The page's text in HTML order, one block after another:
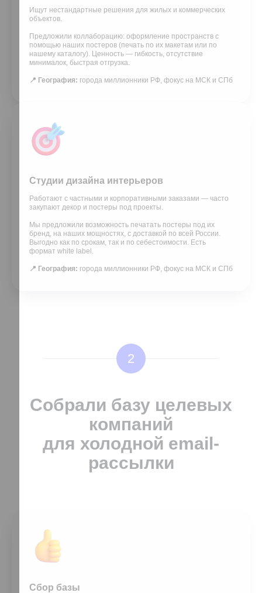
Ищут нестандартные решения для жилых и коммерческих
объектов.
Предложили коллаборацию: оформление пространств с
помощью наших постеров (печать по их макетам или по
нашему каталогу). Ценность — гибкость, отсутствие
минималок, быстрая отгрузка.
📍 География: города миллионники РФ, фокус на МСК и СПб
Студии дизайна интерьеров
Работают с частными и корпоративными заказами — часто
закупают декор и постеры под проекты.
Мы предложили возможность печатать постеры под их
бренд, на наших мощностях, с доставкой по всей России.
Выгодно как по срокам, так и по себестоимости. Есть
формат white label.
📍 География: города миллионники РФ, фокус на МСК и СПб
2
Собрали базу целевых
компаний
для холодной email-
рассылки
Сбор базы